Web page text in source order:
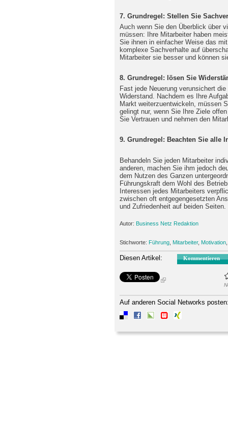
7. Grundregel: Stellen Sie
Auch wenn Sie den Überblick über
müssen: Ihre Mitarbeiter haben
Sie ihnen in einfacher Weise das
komplexe Sachverhalte auf
Mitarbeiter sie besser und können
8. Grundregel: lösen Sie
Fast jede Neuerung verunsichert
Widerstand. Nachdem es Ihre
Markt weiterzuentwickeln, müssen
gelingt nur, wenn Sie Ihre Ziele
Sie Vertrauen und nehmen den
9. Grundregel: Beachten Sie alle
Behandeln Sie jeden Mitarbeiter
anderen, machen Sie ihm jedoch
dem Nutzen des Ganzen
Führungskraft dem Wohl des
Interessen jedes Mitarbeiters
zwischen oft entgegengesetzten
und Zufriedenheit auf beiden Seiten.
Autor: Business Netz Redaktion
Stichworte: Führung Mitarbeiter, Motivation
Diesen Artikel: Kommentieren
Auf anderen Social Networks